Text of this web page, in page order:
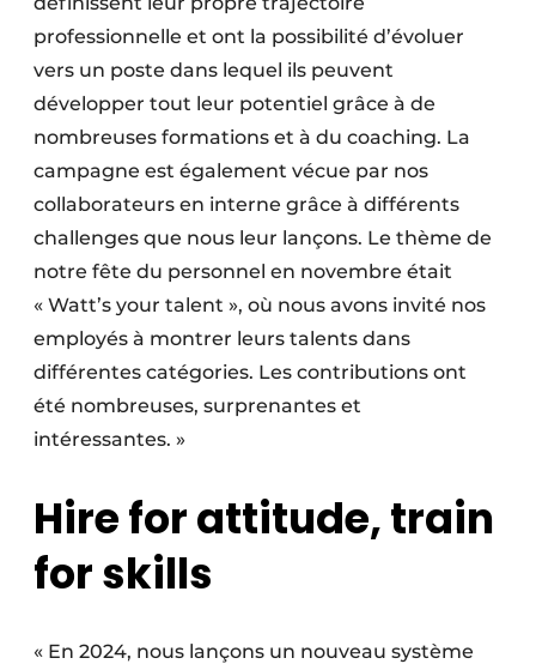
professionnelle et ont la possibilité d’évoluer
vers un poste dans lequel ils peuvent
développer tout leur potentiel grâce à de
nombreuses formations et à du coaching. La
campagne est également vécue par nos
collaborateurs en interne grâce à différents
challenges que nous leur lançons. Le thème de
notre fête du personnel en novembre était
« Watt’s your talent », où nous avons invité nos
employés à montrer leurs talents dans
différentes catégories. Les contributions ont
été nombreuses, surprenantes et
intéressantes. »
Hire for attitude, train
for skills
« En 2024, nous lançons un nouveau système